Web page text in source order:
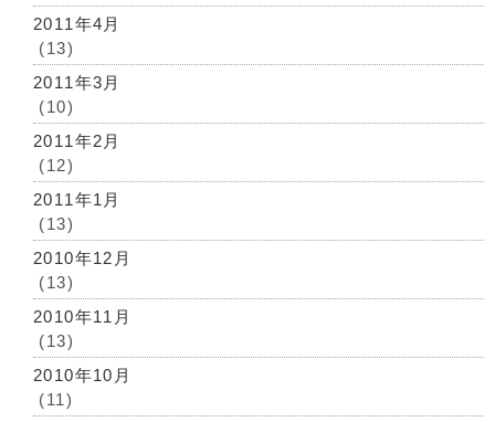
2011年4月
(13)
2011年3月
(10)
2011年2月
(12)
2011年1月
(13)
2010年12月
(13)
2010年11月
(13)
2010年10月
(11)